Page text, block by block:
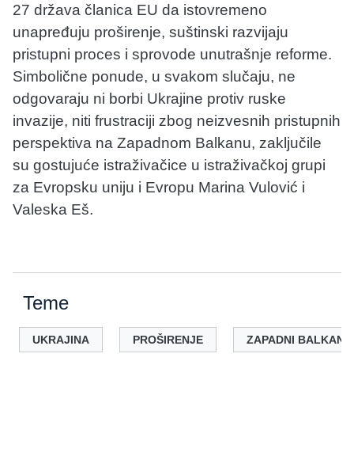
27 država članica EU da istovremeno
unapređuju proširenje, suštinski razvijaju
pristupni proces i sprovode unutrašnje reforme.
Simbolične ponude, u svakom slučaju, ne
odgovaraju ni borbi Ukrajine protiv ruske
invazije, niti frustraciji zbog neizvesnih pristupnih
perspektiva na Zapadnom Balkanu, zaključile
su gostujuće istraživačice u istraživačkoj grupi
za Evropsku uniju i Evropu Marina Vulović i
Valeska Eš.
Teme
UKRAJINA PROŠIRENJE ZAPADNI BALKAN